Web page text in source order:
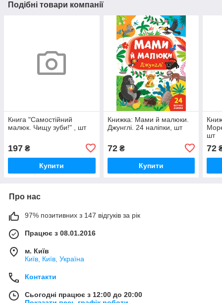
Подібні товари компанії
Книга "Самостійний
малюк. Чищу зуби!" , шт
197 ₴
Купити
Книжка: Мами й малюки.
Джунглі. 24 наліпки, шт
72₴
Купити
шт
72
Про нас
97% позитивних з 147 відгуків за рік
Працює з 08.01.2016
м. Київ
Київ, Київ, Україна
Контакти
Сьогодні працює з 12:00 до 20:00